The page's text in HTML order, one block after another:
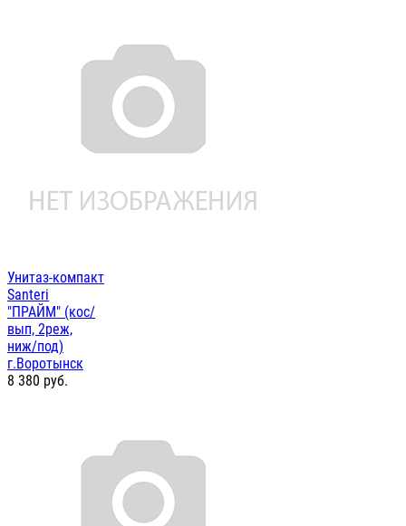
Унитаз-компакт
Santeri
"ПРАЙМ" (кос/
вып, 2реж,
ниж/под)
г.Воротынск
8 380 руб.